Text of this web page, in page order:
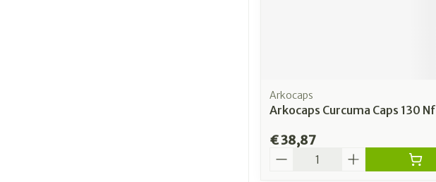
Arkocaps
Arkocaps Curcuma Caps 130 Nf
€ 38,87